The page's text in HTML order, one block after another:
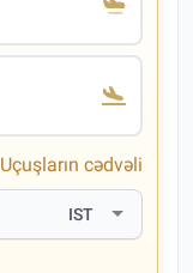
Uçuşların cədvəli
IST